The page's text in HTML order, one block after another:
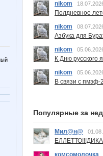
nikom
Полдневное
nikom
Азбука для
nikom
К Дню русского
nikom
В связи с пмэф-
Популярные за
Мил@н@
комсомолочка